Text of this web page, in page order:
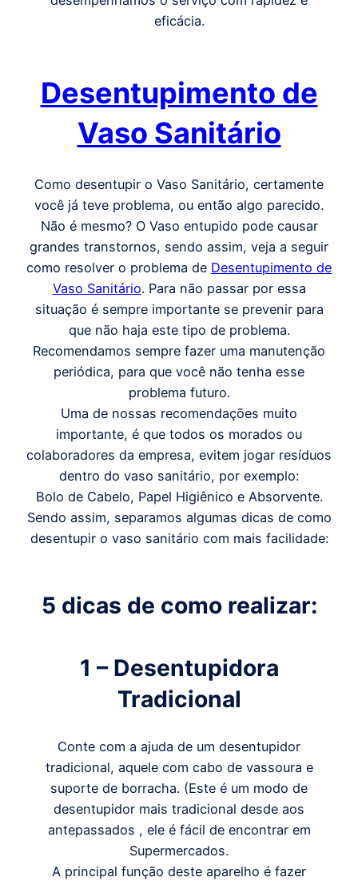
eficácia.
Desentupimento de
Vaso Sanitário
Como desentupir o Vaso Sanitário, certamente
você já teve problema, ou então algo parecido.
Não é mesmo? O Vaso entupido pode causar
grandes transtornos, sendo assim, veja a seguir
como resolver o problema de Desentupimento de
Vaso Sanitário. Para não passar por essa
situação é sempre importante se prevenir para
que não haja este tipo de problema.
Recomendamos sempre fazer uma manutenção
periódica, para que você não tenha esse
problema futuro.
Uma de nossas recomendações muito
importante, é que todos os morados ou
colaboradores da empresa, evitem jogar resíduos
dentro do vaso sanitário, por exemplo:
Bolo de Cabelo, Papel Higiênico e Absorvente.
Sendo assim, separamos algumas dicas de como
desentupir o vaso sanitário com mais facilidade:
5 dicas de como realizar:
1 – Desentupidora
Tradicional
Conte com a ajuda de um desentupidor
tradicional, aquele com cabo de vassoura e
suporte de borracha. (Este é um modo de
desentupidor mais tradicional desde aos
antepassados , ele é fácil de encontrar em
Supermercados.
A principal função deste aparelho é fazer